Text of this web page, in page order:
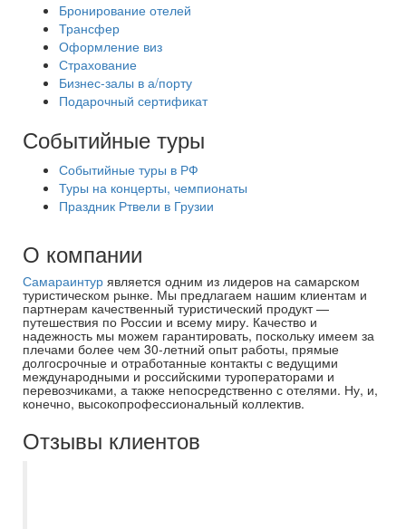
Бронирование отелей
Трансфер
Оформление виз
Страхование
Бизнес-залы в а/порту
Подарочный сертификат
Событийные туры
Событийные туры в РФ
Туры на концерты, чемпионаты
Праздник Ртвели в Грузии
О компании
Самараинтур является одним из лидеров на самарском
туристическом рынке. Мы предлагаем нашим клиентам и
партнерам качественный туристический продукт —
путешествия по России и всему миру. Качество и
надежность мы можем гарантировать, поскольку имеем за
плечами более чем 30-летний опыт работы, прямые
долгосрочные и отработанные контакты с ведущими
международными и российскими туроператорами и
перевозчиками, а также непосредственно с отелями. Ну, и,
конечно, высокопрофессиональный коллектив.
Отзывы клиентов